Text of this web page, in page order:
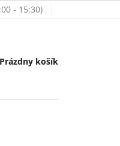
Nákupný
Prázdny košík